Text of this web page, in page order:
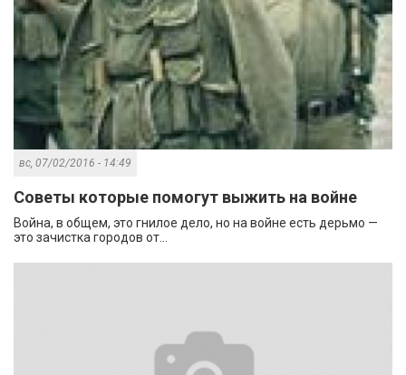
вс, 07/02/2016 - 14:49
Советы которые помогут выжить на войне
Война, в общем, это гнилое дело, но на войне есть дерьмо —
это зачистка городов от...